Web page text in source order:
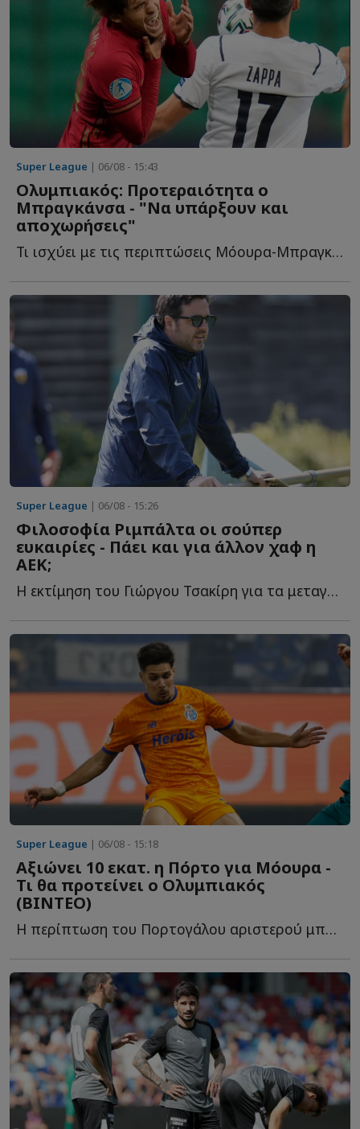
Super League | 06/08 - 15:43
Ολυμπιακός: Προτεραιότητα ο
Μπραγκάνσα - "Να υπάρξουν και
αποχωρήσεις"
Τι ισχύει με τις περιπτώσεις Μόουρα-Μπραγκάνσα, αποχωρήσεις κ...
Super League | 06/08 - 15:26
Φιλοσοφία Ριμπάλτα οι σούπερ
ευκαιρίες - Πάει και για άλλον χαφ η
ΑΕΚ;
Η εκτίμηση του Γιώργου Τσακίρη για τα μεταγραφικά της Έ...
Super League | 06/08 - 15:18
Αξιώνει 10 εκατ. η Πόρτο για Μόουρα -
Τι θα προτείνει ο Ολυμπιακός
(ΒΙΝΤΕΟ)
Η περίπτωση του Πορτογάλου αριστερού μπακ βρίσκεται σ...